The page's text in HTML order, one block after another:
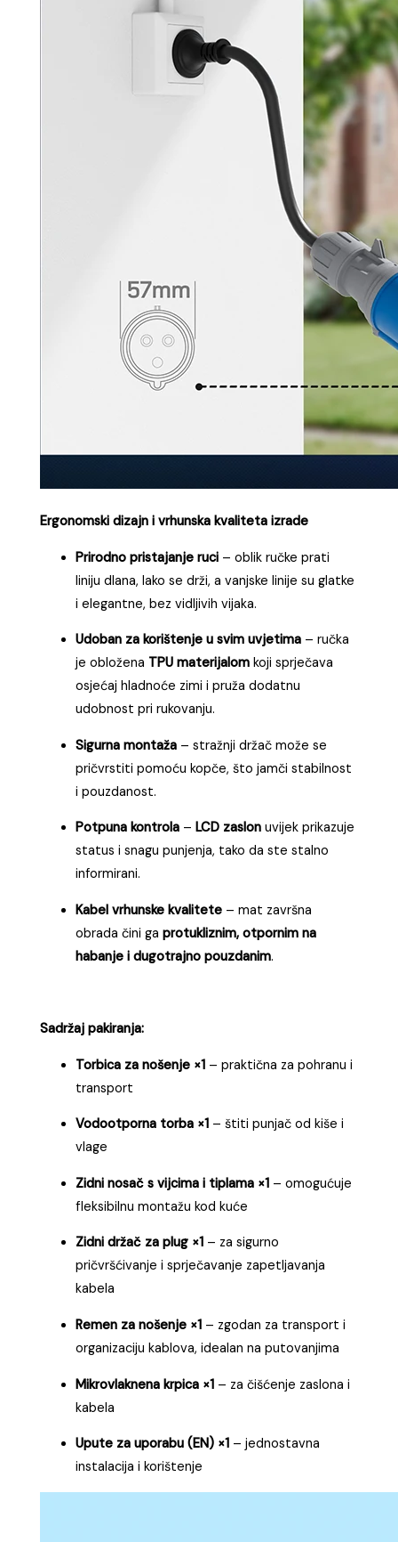
Ergonomski dizajn i vrhunska kvaliteta izrade
Prirodno pristajanje ruci – oblik ručke prati
liniju dlana, lako se drži, a vanjske linije su glatke
i elegantne, bez vidljivih vijaka.
Udoban za korištenje u svim uvjetima – ručka
je obložena TPU materijalom koji sprječava
osjećaj hladnoće zimi i pruža dodatnu
udobnost pri rukovanju.
Sigurna montaža – stražnji držač može se
pričvrstiti pomoću kopče, što jamči stabilnost
i pouzdanost.
Potpuna kontrola –LCD zaslon uvijek prikazuje
status i snagu punjenja, tako da ste stalno
informirani.
Kabel vrhunske kvalitete – mat završna
obrada čini gaprotukliznim, otpornim na
habanje i dugotrajno pouzdanim.
Sadržaj pakiranja:
Torbica za nošenje ×1 – praktična za pohranu i
transport
Vodootporna torba ×1 – štiti punjač od kiše i
vlage
Zidni nosač s vijcima i tiplama ×1 – omogućuje
fleksibilnu montažu kod kuće
Zidni držač za plug ×1 – za sigurno
pričvršćivanje i sprječavanje zapetljavanja
kabela
Remen za nošenje ×1 – zgodan za transport i
organizaciju kablova, idealan na putovanjima
Mikrovlaknena krpica ×1 – za čišćenje zaslona i
kabela
Upute za uporabu (EN) ×1 – jednostavna
instalacija i korištenje